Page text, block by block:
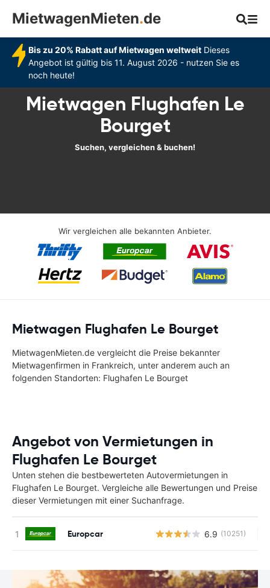
MietwagenMieten.de
Bis zu 20% Rabatt auf Mietwagen weltweitDieses
Angebot ist gültig bis 11. August 2026 - nutzen Sie es
noch heute!
Mietwagen Flughafen Le
Bourget
Suchen, vergleichen & buchen!
Wir vergleichen alle bekannten Anbieter.
Mietwagen Flughafen Le Bourget
MietwagenMieten.de vergleicht die Preise bekannter
Mietwagenfirmen in Frankreich, unter anderem auch an
folgenden Standorten: Flughafen Le Bourget
Angebot von Vermietungen in
Flughafen Le Bourget
Unten stehen die bestbewerteten Autovermietungen in
Flughafen Le Bourget. Vergleiche alle Bewertungen und Preise
dieser Vermietungen mit einer Suchanfrage.
Europcar 6.9 (10251)